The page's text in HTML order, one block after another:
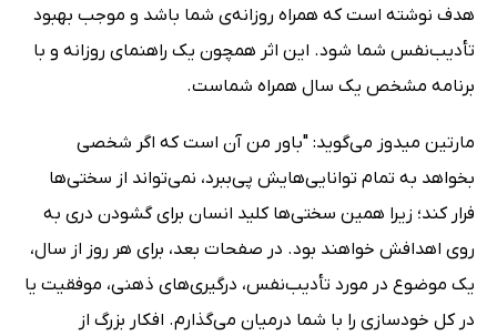
هدف نوشته است که همراه روزانه‌ی شما باشد و موجب بهبود
تأدیب‌نفس شما شود. این اثر همچون یک راهنمای روزانه و با
برنامه مشخص یک سال همراه شماست.
مارتین میدوز می‌گوید: "باور من آن است که اگر شخصی
بخواهد به تمام توانایی‌هایش پی‌ببرد، نمی‌تواند از سختی‌ها
فرار کند؛ زیرا همین سختی‌ها کلید انسان برای گشودن دری به
روی اهدافش خواهند بود. در صفحات بعد، برای هر روز از سال،
یک موضوع در مورد تأدیب‌نفس، درگیری‌های ذهنی، موفقیت یا
در کل خودسازی را با شما درمیان می‌گذارم. افکار بزرگ از